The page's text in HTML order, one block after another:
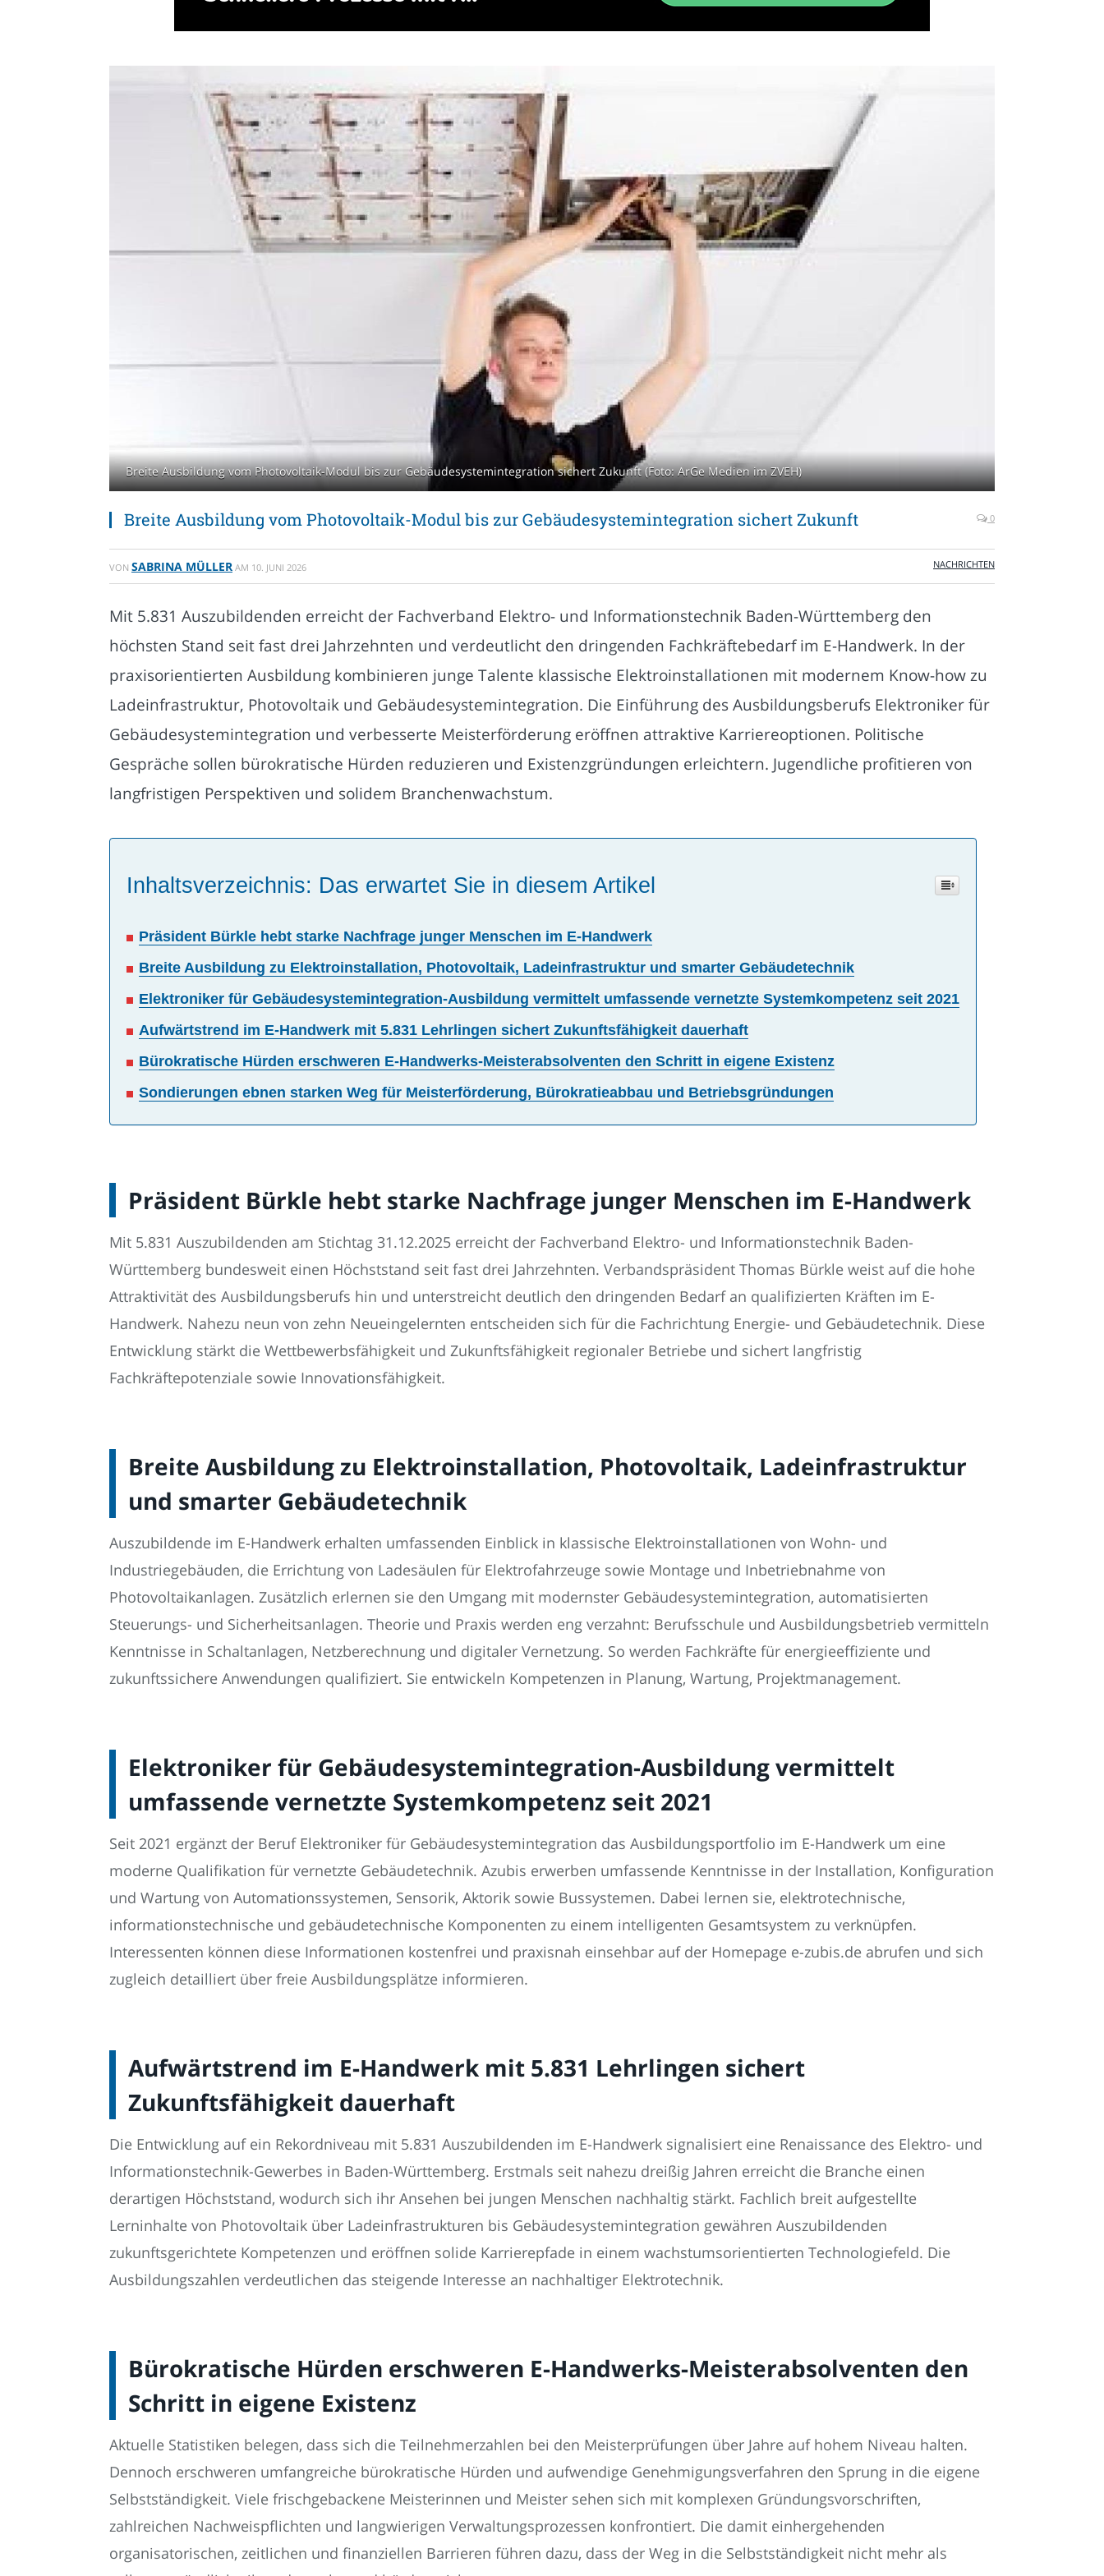
Breite Ausbildung vom Photovoltaik-Modul bis zur Gebäudesystemintegration sichert Zukunft (Foto: ArGe Medien im ZVEH)
Breite Ausbildung vom Photovoltaik-Modul bis zur Gebäudesystemintegration sichert Zukunft 0
VON SABRINA MÜLLER AM 10. JUNI 2026 NACHRICHTEN
Mit 5.831 Auszubildenden erreicht der Fachverband Elektro- und Informationstechnik Baden-Württemberg den
höchsten Stand seit fast drei Jahrzehnten und verdeutlicht den dringenden Fachkräftebedarf im E-Handwerk. In der
praxisorientierten Ausbildung kombinieren junge Talente klassische Elektroinstallationen mit modernem Know-how zu
Ladeinfrastruktur, Photovoltaik und Gebäudesystemintegration. Die Einführung des Ausbildungsberufs Elektroniker für
Gebäudesystemintegration und verbesserte Meisterförderung eröffnen attraktive Karriereoptionen. Politische
Gespräche sollen bürokratische Hürden reduzieren und Existenzgründungen erleichtern. Jugendliche profitieren von
langfristigen Perspektiven und solidem Branchenwachstum.
Inhaltsverzeichnis: Das erwartet Sie in diesem Artikel
Präsident Bürkle hebt starke Nachfrage junger Menschen im E-Handwerk
Breite Ausbildung zu Elektroinstallation, Photovoltaik, Ladeinfrastruktur und smarter Gebäudetechnik
Elektroniker für Gebäudesystemintegration-Ausbildung vermittelt umfassende vernetzte Systemkompetenz seit 2021
Aufwärtstrend im E-Handwerk mit 5.831 Lehrlingen sichert Zukunftsfähigkeit dauerhaft
Bürokratische Hürden erschweren E-Handwerks-Meisterabsolventen den Schritt in eigene Existenz
Sondierungen ebnen starken Weg für Meisterförderung, Bürokratieabbau und Betriebsgründungen
Präsident Bürkle hebt starke Nachfrage junger Menschen im E-Handwerk
Mit 5.831 Auszubildenden am Stichtag 31.12.2025 erreicht der Fachverband Elektro- und Informationstechnik Baden-
Württemberg bundesweit einen Höchststand seit fast drei Jahrzehnten. Verbandspräsident Thomas Bürkle weist auf die hohe
Attraktivität des Ausbildungsberufs hin und unterstreicht deutlich den dringenden Bedarf an qualifizierten Kräften im E-
Handwerk. Nahezu neun von zehn Neueingelernten entscheiden sich für die Fachrichtung Energie- und Gebäudetechnik. Diese
Entwicklung stärkt die Wettbewerbsfähigkeit und Zukunftsfähigkeit regionaler Betriebe und sichert langfristig
Fachkräftepotenziale sowie Innovationsfähigkeit.
Breite Ausbildung zu Elektroinstallation, Photovoltaik, Ladeinfrastruktur
und smarter Gebäudetechnik
Auszubildende im E-Handwerk erhalten umfassenden Einblick in klassische Elektroinstallationen von Wohn- und
Industriegebäuden, die Errichtung von Ladesäulen für Elektrofahrzeuge sowie Montage und Inbetriebnahme von
Photovoltaikanlagen. Zusätzlich erlernen sie den Umgang mit modernster Gebäudesystemintegration, automatisierten
Steuerungs- und Sicherheitsanlagen. Theorie und Praxis werden eng verzahnt: Berufsschule und Ausbildungsbetrieb vermitteln
Kenntnisse in Schaltanlagen, Netzberechnung und digitaler Vernetzung. So werden Fachkräfte für energieeffiziente und
zukunftssichere Anwendungen qualifiziert. Sie entwickeln Kompetenzen in Planung, Wartung, Projektmanagement.
Elektroniker für Gebäudesystemintegration-Ausbildung vermittelt
umfassende vernetzte Systemkompetenz seit 2021
Seit 2021 ergänzt der Beruf Elektroniker für Gebäudesystemintegration das Ausbildungsportfolio im E-Handwerk um eine
moderne Qualifikation für vernetzte Gebäudetechnik. Azubis erwerben umfassende Kenntnisse in der Installation, Konfiguration
und Wartung von Automationssystemen, Sensorik, Aktorik sowie Bussystemen. Dabei lernen sie, elektrotechnische,
informationstechnische und gebäudetechnische Komponenten zu einem intelligenten Gesamtsystem zu verknüpfen.
Interessenten können diese Informationen kostenfrei und praxisnah einsehbar auf der Homepage e-zubis.de abrufen und sich
zugleich detailliert über freie Ausbildungsplätze informieren.
Aufwärtstrend im E-Handwerk mit 5.831 Lehrlingen sichert
Zukunftsfähigkeit dauerhaft
Die Entwicklung auf ein Rekordniveau mit 5.831 Auszubildenden im E-Handwerk signalisiert eine Renaissance des Elektro- und
Informationstechnik-Gewerbes in Baden-Württemberg. Erstmals seit nahezu dreißig Jahren erreicht die Branche einen
derartigen Höchststand, wodurch sich ihr Ansehen bei jungen Menschen nachhaltig stärkt. Fachlich breit aufgestellte
Lerninhalte von Photovoltaik über Ladeinfrastrukturen bis Gebäudesystemintegration gewähren Auszubildenden
zukunftsgerichtete Kompetenzen und eröffnen solide Karrierepfade in einem wachstumsorientierten Technologiefeld. Die
Ausbildungszahlen verdeutlichen das steigende Interesse an nachhaltiger Elektrotechnik.
Bürokratische Hürden erschweren E-Handwerks-Meisterabsolventen den
Schritt in eigene Existenz
Aktuelle Statistiken belegen, dass sich die Teilnehmerzahlen bei den Meisterprüfungen über Jahre auf hohem Niveau halten.
Dennoch erschweren umfangreiche bürokratische Hürden und aufwendige Genehmigungsverfahren den Sprung in die eigene
Selbstständigkeit. Viele frischgebackene Meisterinnen und Meister sehen sich mit komplexen Gründungsvorschriften,
zahlreichen Nachweispflichten und langwierigen Verwaltungsprozessen konfrontiert. Die damit einhergehenden
organisatorischen, zeitlichen und finanziellen Barrieren führen dazu, dass der Weg in die Selbstständigkeit nicht mehr als